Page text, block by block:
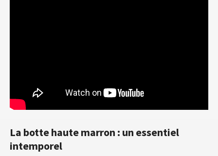
La botte haute marron : un essentiel
intemporel